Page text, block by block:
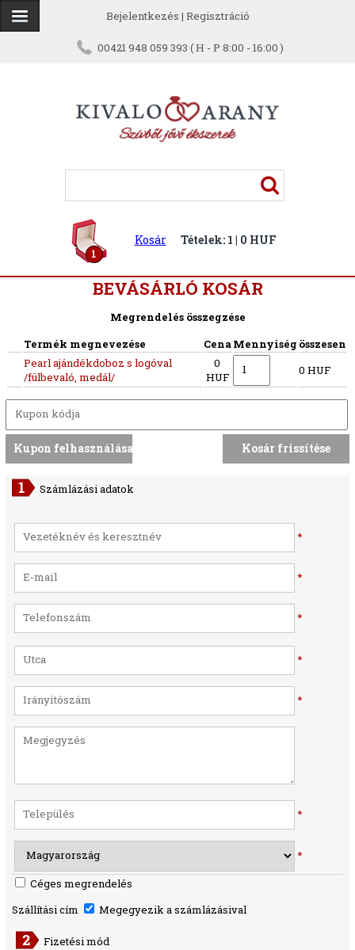
Bejelentkezés | Regisztráció
00421 948 059 393 ( H - P 8:00 - 16:00 )
1
Kosár Tételek: 1 | 0 HUF
BEVÁSÁRLÓ KOSÁR
Megrendelés összegzése
Termék megnevezése
CenaMennyiség összesen
Pearl ajándékdoboz s logóval
/fülbevaló, medál/
0
HUF
0 HUF
Számlázási adatok
*
*
*
*
*
*
*
Céges megrendelés
Szállítási cím
Megegyezik a számlázásival
Fizetési mód